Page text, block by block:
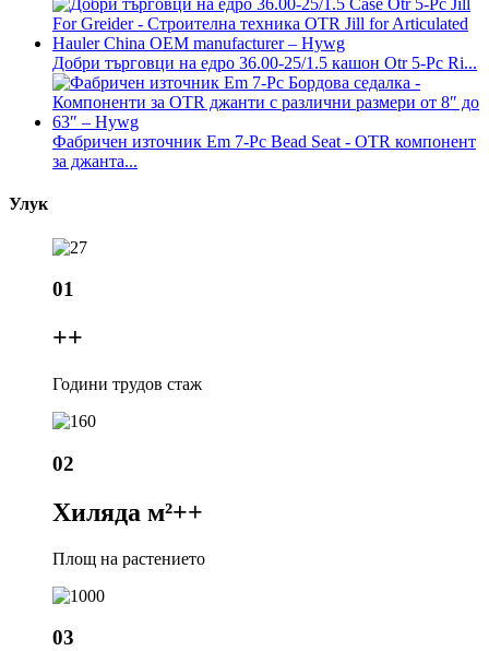
Добри търговци на едро 36.00-25/1.5 кашон Otr 5-Pc Ri...
Фабричен източник Em 7-Pc Bead Seat - OTR компонент
за джанта...
Улук
01
++
Години трудов стаж
02
Хиляда м²++
Площ на растението
03